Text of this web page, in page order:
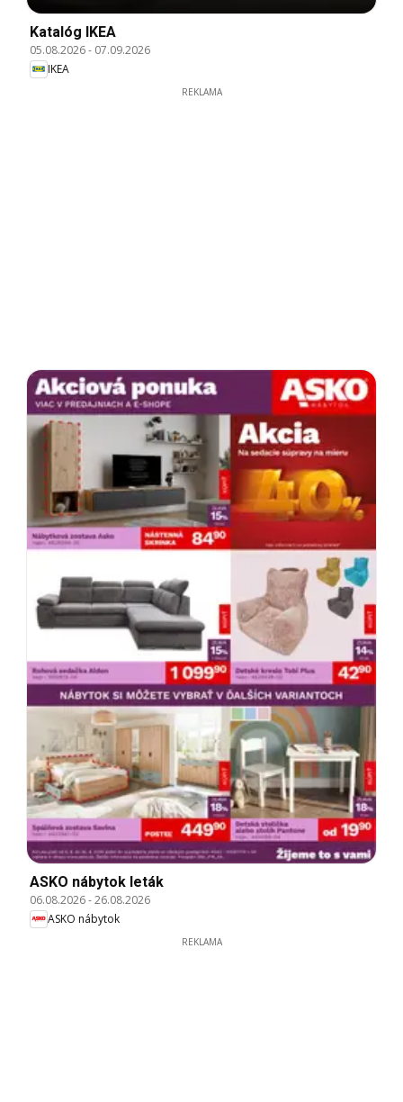
Katalóg IKEA
05.08.2026- 07.09.2026
IKEA
REKLAMA
ASKO nábytok leták
06.08.2026-26.08.2026
ASKO nábytok
REKLAMA